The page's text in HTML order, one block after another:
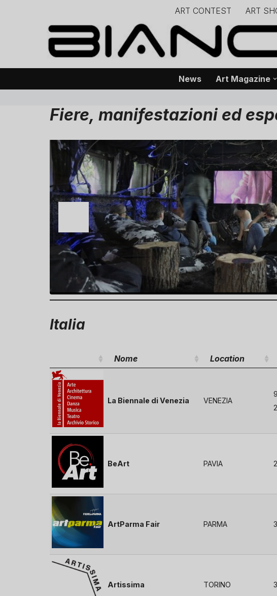
ART CONTEST ART
– – – – – – – – – – –
– – – – – – – – – – – – – – – Progetto
News Art Magazine
Fiere, manifestazioni ed
Italia
Nome Location
La Biennale di Venezia VENEZIA
BeArt PAVIA
ArtParma Fair PARMA
Artissima TORINO